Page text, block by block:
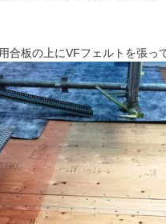
合板の上にVFフェルトを張っ